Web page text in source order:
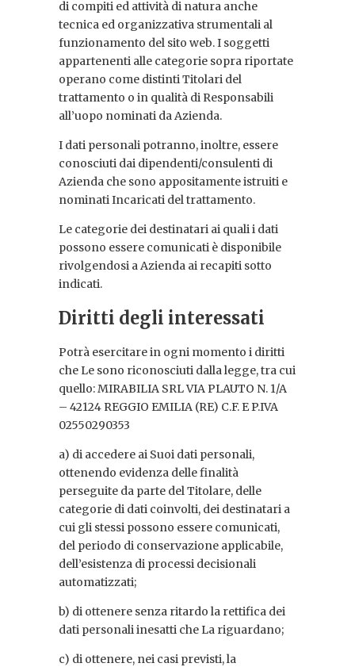
di compiti ed attività di natura anche
tecnica ed organizzativa strumentali al
funzionamento del sito web. I soggetti
appartenenti alle categorie sopra riportate
operano come distinti Titolari del
trattamento o in qualità di Responsabili
all’uopo nominati da Azienda.
I dati personali potranno, inoltre, essere
conosciuti dai dipendenti/consulenti di
Azienda che sono appositamente istruiti e
nominati Incaricati del trattamento.
Le categorie dei destinatari ai quali i dati
possono essere comunicati è disponibile
rivolgendosi a Azienda ai recapiti sotto
indicati.
Diritti degli interessati
Potrà esercitare in ogni momento i diritti
che Le sono riconosciuti dalla legge, tra cui
quello: MIRABILIA SRL VIA PLAUTO N. 1/A
– 42124 REGGIO EMILIA (RE) C.F. E P.IVA
02550290353
a) di accedere ai Suoi dati personali,
ottenendo evidenza delle finalità
perseguite da parte del Titolare, delle
categorie di dati coinvolti, dei destinatari a
cui gli stessi possono essere comunicati,
del periodo di conservazione applicabile,
dell’esistenza di processi decisionali
automatizzati;
b) di ottenere senza ritardo la rettifica dei
dati personali inesatti che La riguardano;
c) di ottenere, nei casi previsti, la